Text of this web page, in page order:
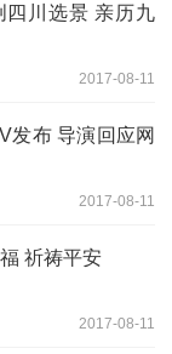
四川选景 亲历九
2017-08-11
发布 导演回应网
2017-08-11
祈祷平安
2017-08-11